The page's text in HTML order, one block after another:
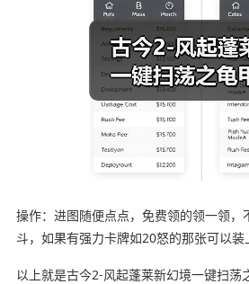
操作：进图随便点点，免费领的领一领，
斗，如果有强力卡牌如20怒的那张可以
以上就是古今2-风起蓬莱新幻境一键扫荡